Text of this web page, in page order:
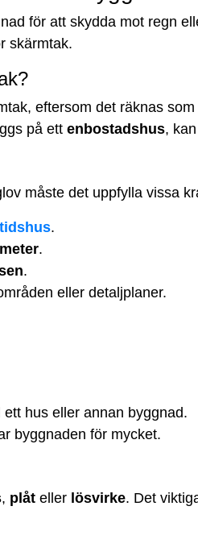
för att skydda mot regn
skärmtak.
eftersom det räknas som
på ett enbostadshus,
måste det uppfylla vissa
.
.
.
eller detaljplaner.
hus eller annan byggnad.
byggnaden för mycket.
, plåt eller lösvirke. Det